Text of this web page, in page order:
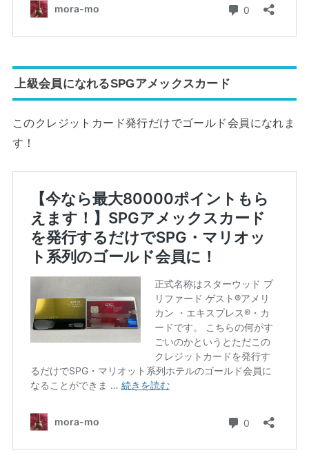
上級会員になれるSPGアメックスカード
このクレジットカード発行だけでゴールド会員になれま
す！